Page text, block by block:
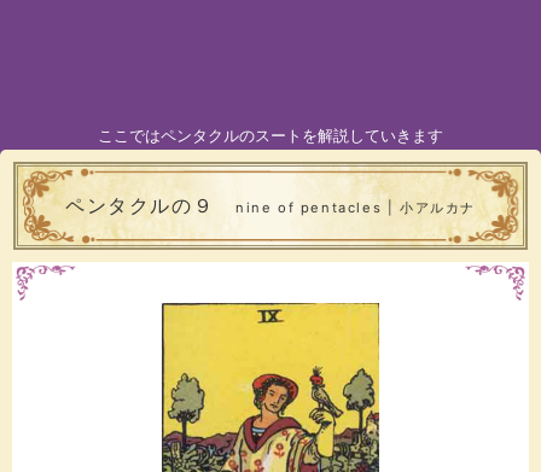
ここではペンタクルのスートを解説していきます
ペンタクルの９ nine of pentacles | 小アルカナ